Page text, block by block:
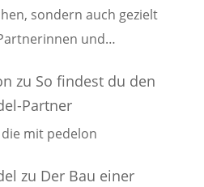
sondern auch gezielt
und…
zu So findest du den
Partner
mit pedelon
zu Der Bau einer